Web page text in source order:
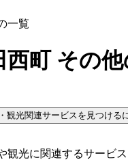
一覧
西町 その
観光関連サービスを見つける
観光に関連するサービ